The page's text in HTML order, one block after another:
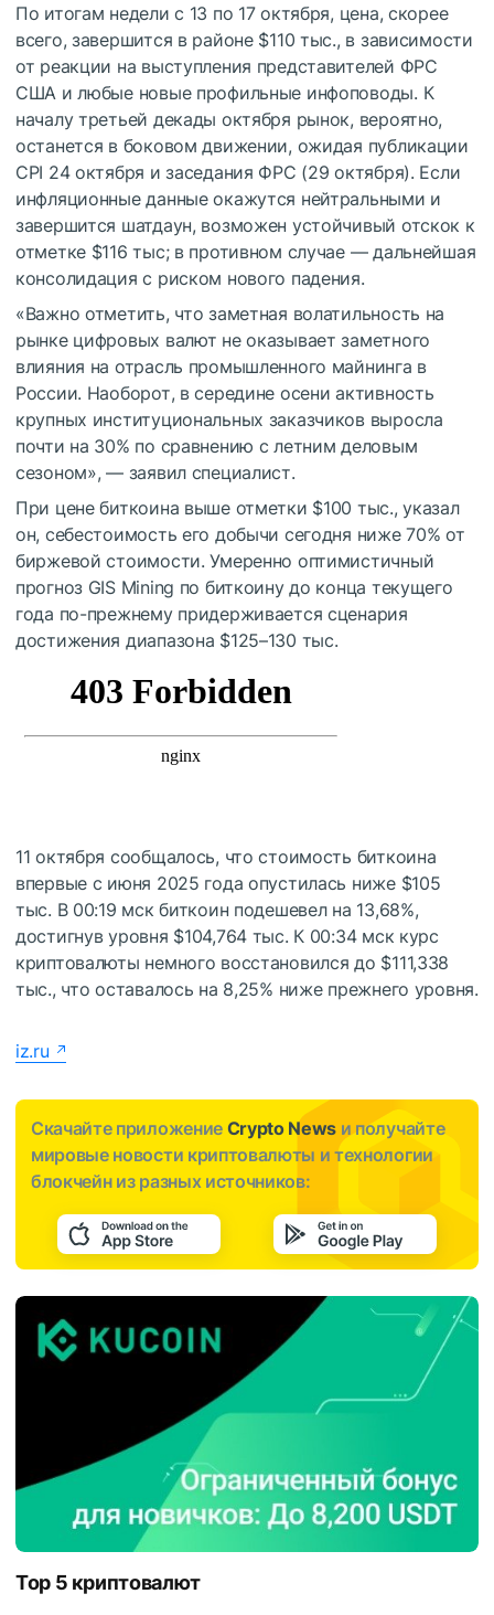
По итогам недели с 13 по 17 октября, цена, скорее
всего, завершится в районе $110 тыс., в зависимости
от реакции на выступления представителей ФРС
США и любые новые профильные инфоповоды. К
началу третьей декады октября рынок, вероятно,
останется в боковом движении, ожидая публикации
CPI 24 октября и заседания ФРС (29 октября). Если
инфляционные данные окажутся нейтральными и
завершится шатдаун, возможен устойчивый отскок к
отметке $116 тыс; в противном случае — дальнейшая
консолидация с риском нового падения.
«Важно отметить, что заметная волатильность на
рынке цифровых валют не оказывает заметного
влияния на отрасль промышленного майнинга в
России. Наоборот, в середине осени активность
крупных институциональных заказчиков выросла
почти на 30% по сравнению с летним деловым
сезоном», — заявил специалист.
При цене биткоина выше отметки $100 тыс., указал
он, себестоимость его добычи сегодня ниже 70% от
биржевой стоимости. Умеренно оптимистичный
прогноз GIS Mining по биткоину до конца текущего
года по-прежнему придерживается сценария
достижения диапазона $125–130 тыс.
11 октября сообщалось, что стоимость биткоина
впервые с июня 2025 года опустилась ниже $105
тыс. В 00:19 мск биткоин подешевел на 13,68%,
достигнув уровня $104,764 тыс. К 00:34 мск курс
криптовалюты немного восстановился до $111,338
тыс., что оставалось на 8,25% ниже прежнего уровня.
iz.ru
Скачайте приложение Crypto News и получайте
мировые новости криптовалюты и технологии
блокчейн из разных источников:
Top 5 криптовалют